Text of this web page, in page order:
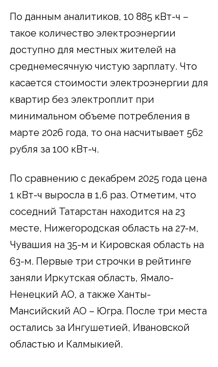
По данным аналитиков, 10 885 кВт-ч –
такое количество электроэнергии
доступно для местных жителей на
среднемесячную чистую зарплату. Что
касается стоимости электроэнергии для
квартир без электроплит при
минимальном объеме потребления в
марте 2026 года, то она насчитывает 562
рубля за 100 кВт-ч.
По сравнению с декабрем 2025 года цена
1 кВт-ч выросла в 1,6 раз. Отметим, что
соседний Татарстан находится на 23
месте, Нижегородская область на 27-м,
Чувашия на 35-м и Кировская область на
63-м. Первые три строчки в рейтинге
заняли Иркутская область, Ямало-
Ненецкий АО, а также Ханты-
Мансийский АО – Югра. После три места
остались за Ингушетией, Ивановской
областью и Калмыкией.